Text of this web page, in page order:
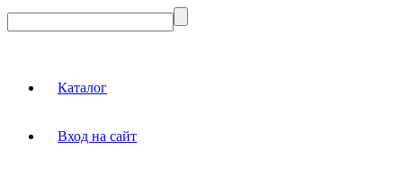
Каталог
Вход на сайт